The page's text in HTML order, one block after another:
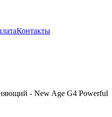
Контакты
- New Age G4 Powerful